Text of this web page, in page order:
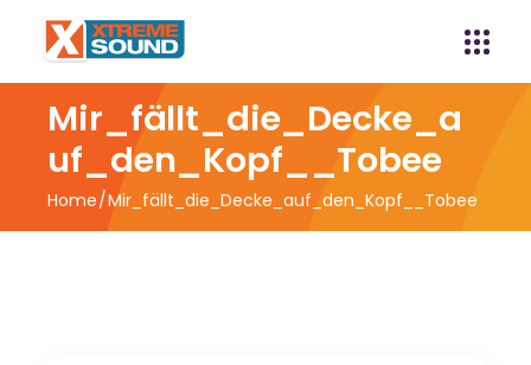
Mir_fällt_die_Decke_a
uf_den_Kopf__Tobee
Home Mir_fällt_die_Decke_auf_den_Kopf__Tobee